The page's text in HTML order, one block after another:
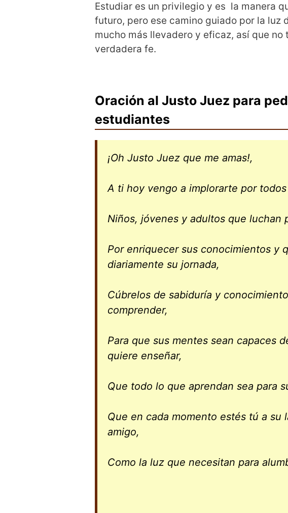
Estudiar es un privilegio y es la manera
futuro, pero ese camino guiado por la luz
mucho más llevadero y eficaz, así que
verdadera fe.
Oración al Justo Juez para
estudiantes
¡Oh Justo Juez que me amas!,
A ti hoy vengo a implorarte por
Niños, jóvenes y adultos que luchan
Por enriquecer sus conocimientos y
diariamente su jornada,
Cúbrelos de sabiduría y
comprender,
Para que sus mentes sean capaces
quiere enseñar,
Que todo lo que aprendan sea para
Que en cada momento estés tú a su
amigo,
Como la luz que necesitan para